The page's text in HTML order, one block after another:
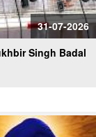
31-07-2026
Singh Badal